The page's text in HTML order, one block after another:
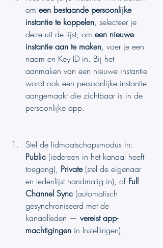
om een bestaande persoonlijke
instantie te koppelen, selecteer je
deze uit de lijst; om een nieuwe
instantie aan te maken, voer je een
naam en Key ID in. Bij het
aanmaken van een nieuwe instantie
wordt ook een persoonlijke instantie
aangemaakt die zichtbaar is in de
persoonlijke app.
Stel de lidmaatschapsmodus in:
Public (iedereen in het kanaal heeft
toegang), Private (stel de eigenaar
en ledenlijst handmatig in), of Full
Channel Sync (automatisch
gesynchroniseerd met de
kanaalleden — vereist app-
machtigingen in Instellingen).